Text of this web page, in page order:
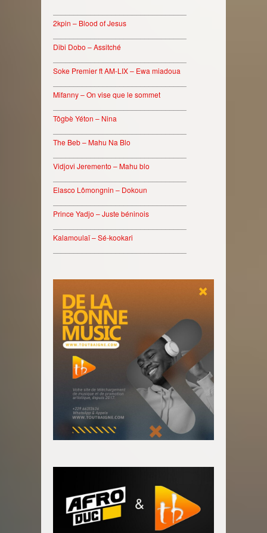
2kpin – Blood of Jesus
Dibi Dobo – Assitché
Soke Premier ft AM-LIX – Ewa miadoua
Mifanny – On vise que le sommet
Tôgbè Yéton – Nina
The Beb – Mahu Na Blo
Vidjovi Jeremento – Mahu blo
Elasco Lômongnin – Dokoun
Prince Yadjo – Juste béninois
Kalamoulaï – Sé-kookari